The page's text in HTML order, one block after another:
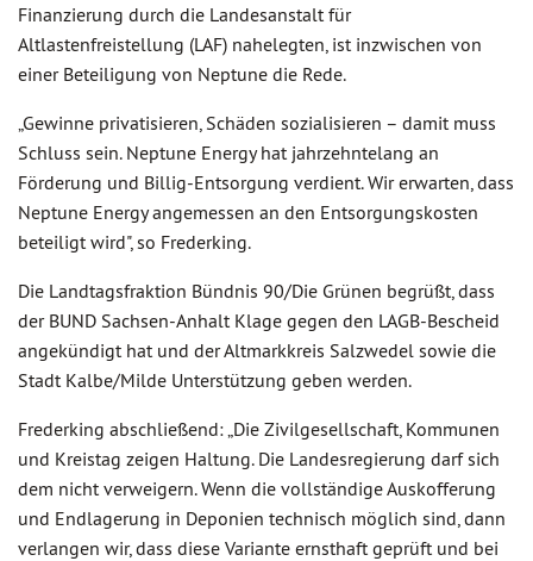
Finanzierung durch die Landesanstalt für
Altlastenfreistellung (LAF) nahelegten, ist inzwischen von
einer Beteiligung von Neptune die Rede.
„Gewinne privatisieren, Schäden sozialisieren – damit muss
Schluss sein. Neptune Energy hat jahrzehntelang an
Förderung und Billig-Entsorgung verdient. Wir erwarten, dass
Neptune Energy angemessen an den Entsorgungskosten
beteiligt wird", so Frederking.
Die Landtagsfraktion Bündnis 90/Die Grünen begrüßt, dass
der BUND Sachsen-Anhalt Klage gegen den LAGB-Bescheid
angekündigt hat und der Altmarkkreis Salzwedel sowie die
Stadt Kalbe/Milde Unterstützung geben werden.
Frederking abschließend: „Die Zivilgesellschaft, Kommunen
und Kreistag zeigen Haltung. Die Landesregierung darf sich
dem nicht verweigern. Wenn die vollständige Auskofferung
und Endlagerung in Deponien technisch möglich sind, dann
verlangen wir, dass diese Variante ernsthaft geprüft und bei